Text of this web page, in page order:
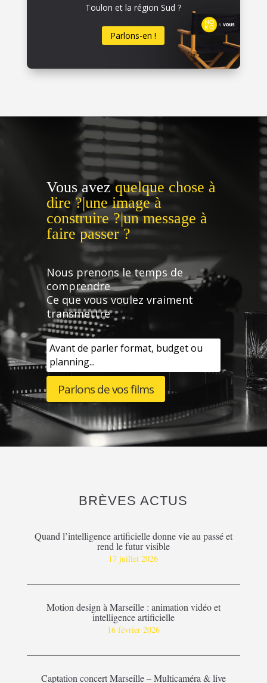
Toulon et la région Sud ?
Parlons-en !
Vous avezquelque chose à
dire ?|une image à
construire ?|un message à
faire passer ?
Nous prenons le temps de
comprendre
Ce que vous voulez vraiment
transmettre
Avant de parler format, budget ou
planning...
Parlons de vos films
BRÈVES ACTUS
Quand l’intelligence artificielle donne vie au passé et
rend le futur visible
17 juillet 2026
Motion design à Marseille : animation vidéo et
intelligence artificielle
16 février 2026
Captation concert Marseille – Multicaméra & live